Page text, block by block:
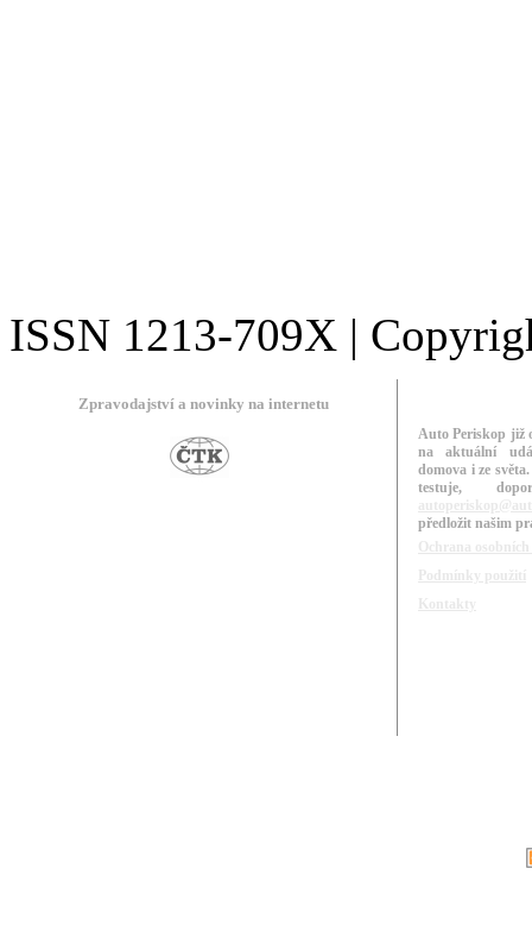
ISSN 1213-709X |
Zpravodajství a novinky na internetu
Auto Periskop již
na aktuální
domova i ze
testuje,
předložit našim